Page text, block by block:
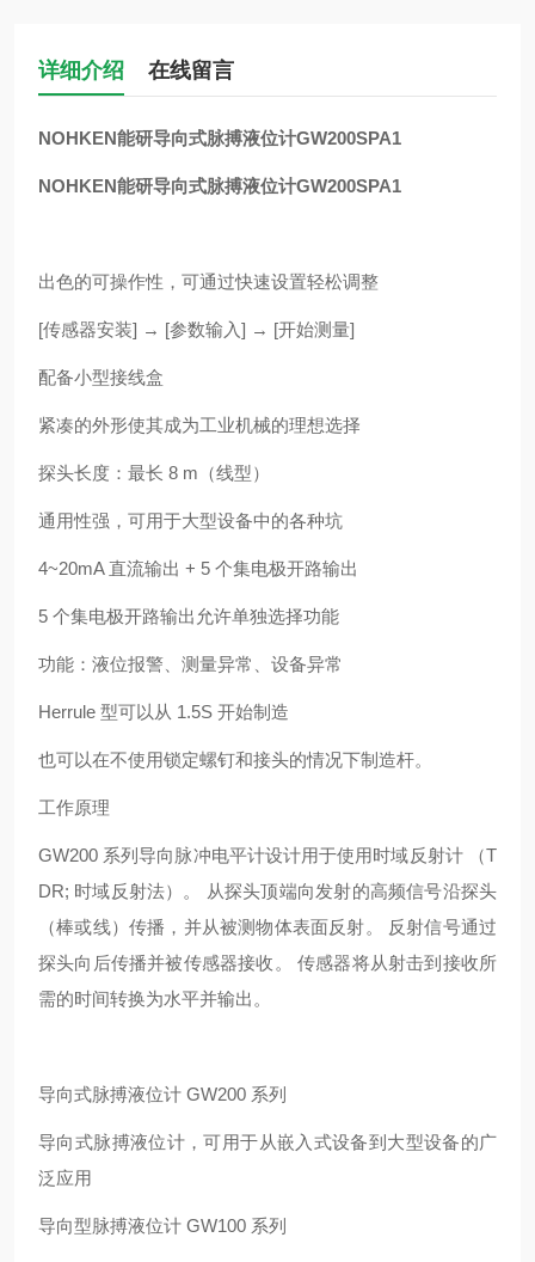
详细介绍 在线留言
NOHKEN能研导向式脉搏液位计GW200SPA1
NOHKEN能研导向式脉搏液位计GW200SPA1
出色的可操作性，可通过快速设置轻松调整
[传感器安装] → [参数输入] → [开始测量]
配备小型接线盒
紧凑的外形使其成为工业机械的理想选择
探头长度：最长 8 m（线型）
通用性强，可用于大型设备中的各种坑
4~20mA 直流输出 + 5 个集电极开路输出
5 个集电极开路输出允许单独选择功能
功能：液位报警、测量异常、设备异常
Herrule 型可以从 1.5S 开始制造
也可以在不使用锁定螺钉和接头的情况下制造杆。
工作原理
GW200 系列导向脉冲电平计设计用于使用时域反射计 （T
DR; 时域反射法）。 从探头顶端向发射的高频信号沿探头
（棒或线）传播，并从被测物体表面反射。 反射信号通过
探头向后传播并被传感器接收。 传感器将从射击到接收所
需的时间转换为水平并输出。
导向式脉搏液位计 GW200 系列
导向式脉搏液位计，可用于从嵌入式设备到大型设备的广
泛应用
导向型脉搏液位计 GW100 系列